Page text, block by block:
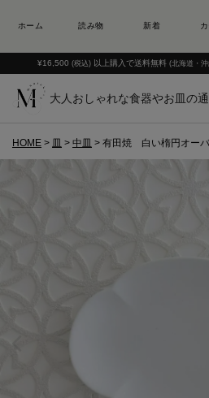
¥16,500 (税込) 以上購入で送料無料 (北海道・
大人おしゃれな食器やお皿の
HOME 皿 中皿 有田焼 白い楕円オー